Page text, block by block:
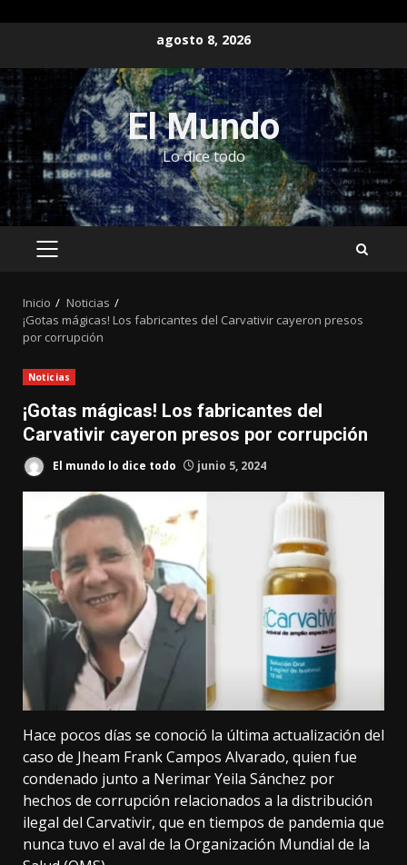
contenido
agosto 8, 2026
El Mundo
Lo dice todo
MENÚ
Inicio
Noticias
¡Gotas mágicas! Los fabricantes del Carvativir cayeron presos
por corrupción
Noticias
¡Gotas mágicas! Los fabricantes del
Carvativir cayeron presos por corrupción
El mundo lo dice todo junio 5, 2024
Hace pocos días se conoció la última actualización del
caso de Jheam Frank Campos Alvarado, quien fue
condenado junto a Nerimar Yeila Sánchez por
hechos de corrupción relacionados a la distribución
ilegal del Carvativir, que en tiempos de pandemia que
nunca tuvo el aval de la Organización Mundial de la